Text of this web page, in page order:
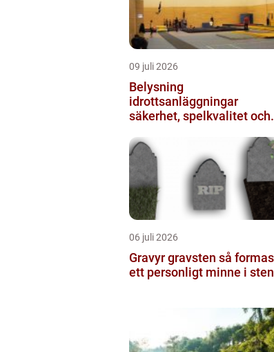
09 juli 2026
Belysning
idrottsanläggningar
säkerhet, spelkvalitet och
06 juli 2026
Gravyr gravsten så formas
ett personligt minne i sten